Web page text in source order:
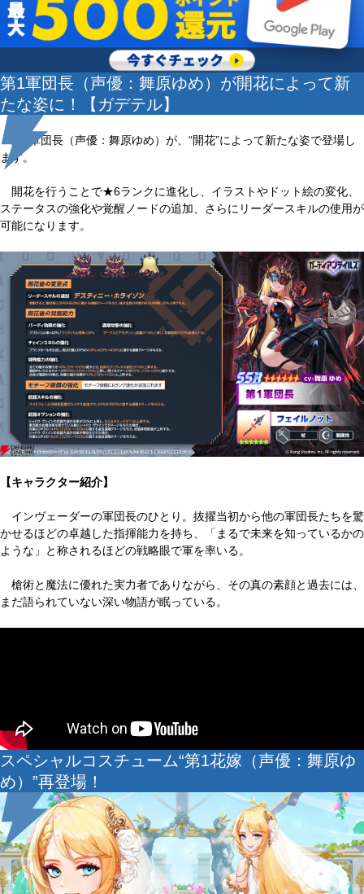
第1軍団長（声優：舞原ゆめ）が開花によって新
たな姿に！【ガデテル】
第1軍団長（声優：舞原ゆめ）が、“開花”によって新たな姿で登場し
ます。
開花を行うことで★6ランクに進化し、イラストやドット絵の変化、
ステータスの強化や覚醒ノードの追加、さらにリーダースキルの使用が
可能になります。
【キャラクター紹介】
インヴェーダーの軍団長のひとり。抜擢当初から他の軍団長たちを驚
かせるほどの卓越した指揮能力を持ち、「まるで未来を知っているかの
ような」と称されるほどの戦略眼で軍を率いる。
槍術と魔法に優れた実力者でありながら、その真の素顔と過去には、
まだ語られていない深い物語が眠っている。
スペシャルコスチューム“第1花嫁（声優：舞原ゆ
め）”再登場！